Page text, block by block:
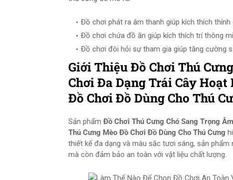
Đồ chơi phát ra âm thanh giúp kích thích thính
Đồ chơi chứa đồ ăn giúp kích thích trí thông
Đồ chơi đòi hỏi sự tham gia giúp tăng cường
Giới Thiệu Đồ Chơi Thú
Chơi Đa Dạng Trái Cây
Đồ Chơi Đồ Dùng Cho Thú
Sản phẩm Đồ Chơi Thú Cưng Chó Sang Trọng
Thú Cưng Mèo Đồ Chơi Đồ Dùng Cho Thú Cưng
thiết kế đa dạng và màu sắc tươi sáng, sản
mà còn đảm bảo an toàn với vật liệu chất lượng.